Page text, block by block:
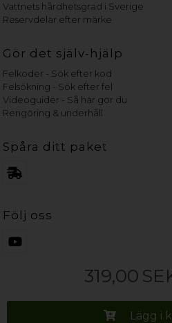
319,00
Lägg i
Vattnets hårdhetsgrad i Sverige
Reservdelar efter märke
Gör det själv-hjälp
Felkoder - Sök efter kod
Felsökning - Sök efter fel
Videoguider - Så här gör du
Rengöring & underhåll
Spåra ditt paket
Följ oss